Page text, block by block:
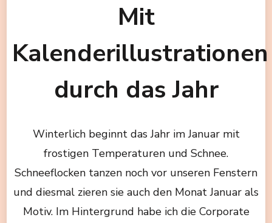
Mit
Kalenderillustrationen
durch das Jahr
Winterlich beginnt das Jahr im Januar mit
frostigen Temperaturen und Schnee.
Schneeflocken tanzen noch vor unseren Fenstern
und diesmal zieren sie auch den Monat Januar als
Motiv. Im Hintergrund habe ich die Corporate